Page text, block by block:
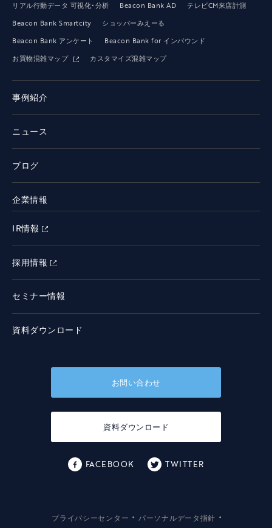
リアル行動データ 可視化・分析 Beacon Bank AD
テレビCM来店計測
Beacon Bank Smartcity
ショッパーみえーる
Beacon Bank アンケート
Beacon Bank for インバウンド
お買物混雑マップ
カスタマイズ混雑マップ
事例紹介
ニュース
ブログ
企業情報
IR情報
採用情報
セミナー情報
資料ダウンロード
お問い合わせ
資料ダウンロード
FACEBOOK TWITTER
プライバシーセンター ・ パーソナルデータ指針 ・